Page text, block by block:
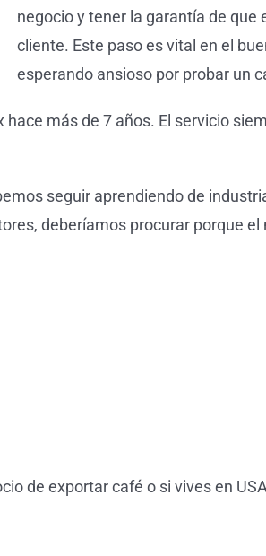
negocio y tener la garantía de que
cliente. Este paso es vital en el
esperando ansioso por probar un
hace más de 7 años. El servicio
seguir aprendiendo de
deberíamos procurar porque
de exportar café o si vives en